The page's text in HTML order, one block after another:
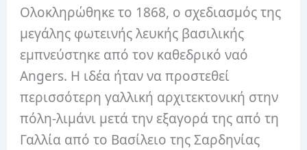
Ολοκληρώθηκε το 1868, ο σχεδιασμός της
μεγάλης φωτεινής λευκής βασιλικής
εμπνεύστηκε από τον καθεδρικό ναό
Angers. Η ιδέα ήταν να προστεθεί
περισσότερη γαλλική αρχιτεκτονική στην
πόλη-λιμάνι μετά την εξαγορά της από τη
Γαλλία από το Βασίλειο της Σαρδηνίας